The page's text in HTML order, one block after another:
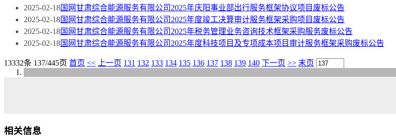
2025-02-18国网甘肃综合能源服务有限公司2025年庆阳事业部出行服务框架协议项目废标公告
2025-02-18国网甘肃综合能源服务有限公司2025年度竣工决算审计服务框架采购项目废标公告
2025-02-18国网甘肃综合能源服务有限公司2025年税务管理业务咨询技术框架采购服务废标公告
2025-02-18国网甘肃综合能源服务有限公司2025年度科技项目及专项成本项目审计服务框架采购废标公告
13332条 137/445页 首页 << 上一页 131 132 133 134 135 136 137 138 139 140 下一页 >> 末页
相关信息